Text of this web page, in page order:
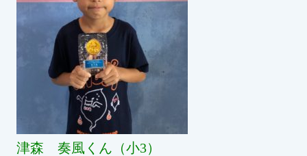
津森 奏風くん（小3）